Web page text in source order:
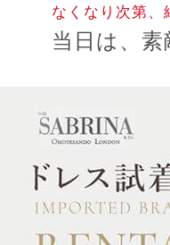
なくなり次第、
当日は、